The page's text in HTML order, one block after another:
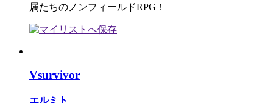
属たちのノンフィールドRPG！
Vsurvivor
エルミト